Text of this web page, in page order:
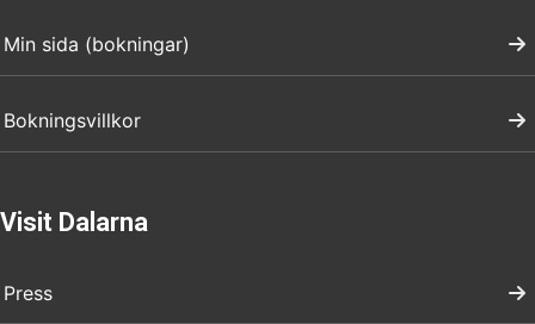
Min sida (bokningar)
Bokningsvillkor
Visit Dalarna
Press